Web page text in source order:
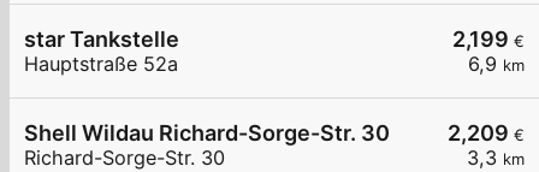
2,199 €
6,9 km
star Tankstelle
Hauptstraße 52a
2,209 €
3,3 km
Shell Wildau Richard-Sorge-Str. 30
Richard-Sorge-Str. 30